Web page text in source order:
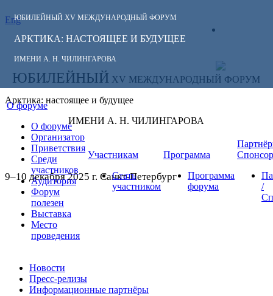
ЮБИЛЕЙНЫЙ XV МЕЖДУНАРОДНЫЙ ФОРУМ
АРКТИКА: НАСТОЯЩЕЕ И БУДУЩЕЕ
ИМЕНИ А. Н. ЧИЛИНГАРОВА
Eng
СЛЕДИТЕ ЗА
НОВОСТЯМИ
ФОРУМА:
ЮБИЛЕЙНЫЙ XV МЕЖДУНАРОДНЫЙ ФОРУМ
Арктика: настоящее и будущее
ИМЕНИ А. Н. ЧИЛИНГАРОВА
9–10 декабря 2025 г. Санкт-Петербург
О форуме
О форуме
Организатор
Приветствия
Среди
участников
Аудитория
Форум
полезен
Выставка
Место
проведения
Участникам
Стать
участником
Программа
Программа
форума
/
Новости
Пресс-релизы
Информационные партнёры